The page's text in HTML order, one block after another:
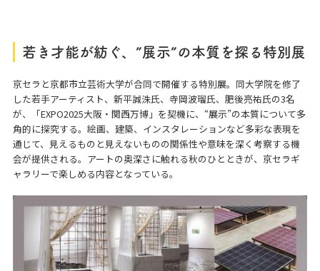
若き才能が紡ぐ、”展示”の本質を探る特別展
京セラと京都市立芸術大学が合同で開催する特別展。同大学院を修了
した若手アーティスト、新平誠洙氏、寺岡波瑠氏、肥後亮祐氏の3名
が、「EXPO2025大阪・関西万博」を契機に、“展示”の本質について多
角的に探究する。絵画、建築、インスタレーションなど多彩な表現を
通じて、見えるものと見えないものの関係性や意味を深く考察する機
会が提供される。アートの奥深さに触れる秋のひとときが、京セラギ
ャラリーで楽しめる内容となっている。